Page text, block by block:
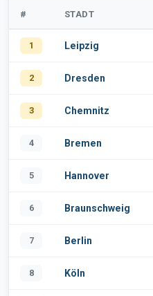
# STADT
1 Leipzig
2 Dresden
3 Chemnitz
4 Bremen
5 Hannover
6 Braunschweig
7 Berlin
8 Köln